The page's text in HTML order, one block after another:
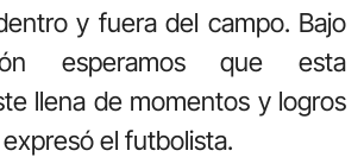
y fuera del campo. Bajo
esperamos que esta
llena de momentos y logros
el futbolista.